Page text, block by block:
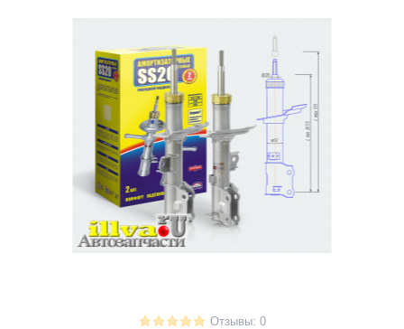
Отзывы: 0